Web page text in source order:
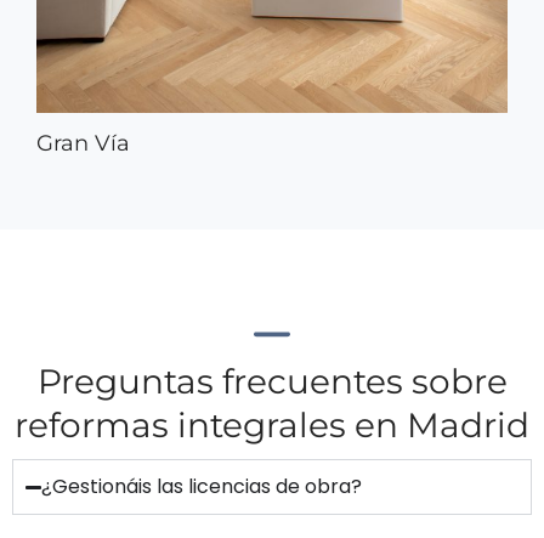
Gran Vía
Preguntas frecuentes sobre
reformas integrales en Madrid
¿Gestionáis las licencias de obra?